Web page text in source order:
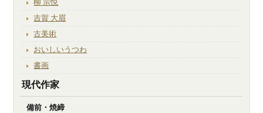
柳 宗悦
吉賀 大眉
古美術
おいしいうつわ
書画
現代作家
備前・焼締